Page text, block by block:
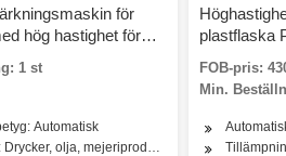
för
hög hastighet för
1 st
Automatisk
olja, mejeriprodukter
plastflaska
FOB-pris:
Min.